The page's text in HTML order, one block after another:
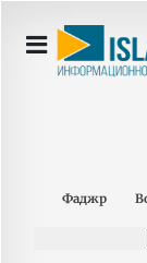
Фаджр